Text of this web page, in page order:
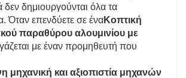
δημιουργούνται όλα τα
Όταν επενδύετε σε έναΚοπτική
παραθύρου αλουμινίου με
με έναν προμηθευτή που
μηχανική και αξιοπιστία μηχανών